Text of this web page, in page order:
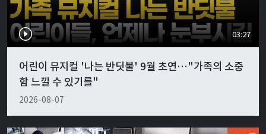
03:27
어린이 뮤지컬 '나는 반딧불' 9월 초연…"가족의 소중
함 느낄 수 있기를"
2026-08-07